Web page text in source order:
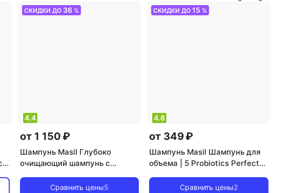
Восстанавливающая маска для волос Масло для волос Moroccanoil
СКИДКИ ДО 36%
4.4
от 1 150 ₽
Шампунь Masil Глубоко
очищающий шампунь с
Scalp Scaling Shampoo 300 мл
Сравнить цены5
СКИДКИ ДО15 %
4.8
от 349 ₽
Шампунь Masil Шампунь для
объема | 5 Probiotics Perfect
Сравнить цены2